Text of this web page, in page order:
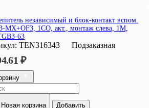
независимый и блок-контакт вспом.
MX+OF3, 1CO, акт., монтаж слева, 1M,
63
TEN316343 Подзаказная
₽
Новая корзина Добавить